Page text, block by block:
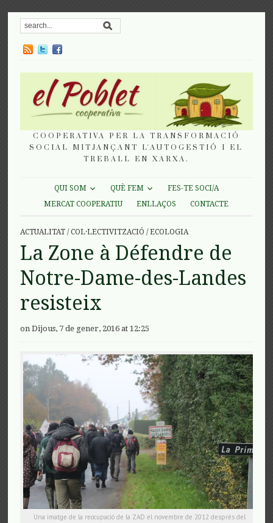
COOPERATIVA PER LA TRANSFORMACIÓ
SOCIAL MITJANÇANT L'AUTOGESTIÓ I EL
TREBALL EN XARXA.
QUI SOM QUÈ FEM
FES-TE SOCI/A
MERCAT COOPERATIU
ENLLAÇOS CONTACTE
ACTUALITAT /COL·LECTIVITZACIÓ /ECOLOGIA
La Zone à Défendre de
Notre-Dame-des-Landes
resisteix
on Dijous, 7 de gener, 2016 at 12:25
Una imatge de la reocupació de la ZAD el novembre de 2012 després del